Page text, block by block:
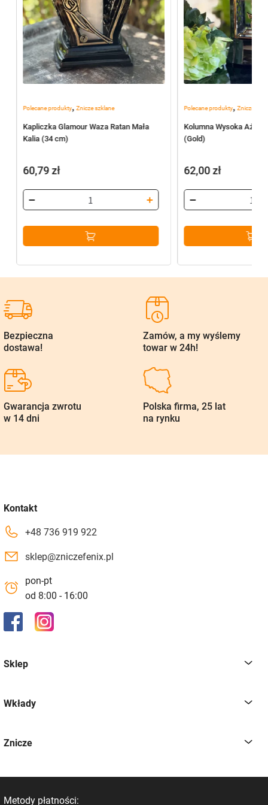
Polecane produkty, Znicze szklane
Kapliczka Glamour Waza Ratan Mała
Kalia (34 cm)
60,79zł
Polecane produkty,Znicze
Kolumna Wysoka Ażur
(Gold)
62,00zł
Bezpieczna
dostawa!
Zamów, a my wyślemy
towar w 24h!
Gwarancja zwrotu
w 14 dni
Polska firma, 25 lat
na rynku
Kontakt
+48 736 919 922
sklep@zniczefenix.pl
pon-pt
od 8:00 - 16:00
Sklep
Wkłady
Znicze
Metody płatności: